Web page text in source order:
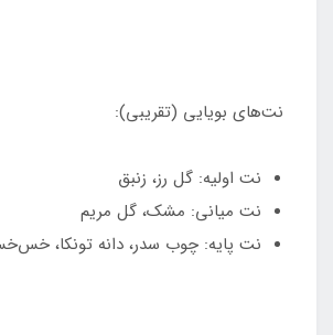
نت‌های بویایی (تقریبی):
نت اولیه: گل رز، زنبق
نت میانی: مشک، گل مریم
نت پایه: چوب سدر، دانه تونکا،